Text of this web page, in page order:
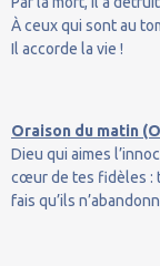
À ceux qui sont au
Il accorde la vie !
Oraison du matin
Dieu qui aimes
cœur de tes fidèles :
fais qu’ils